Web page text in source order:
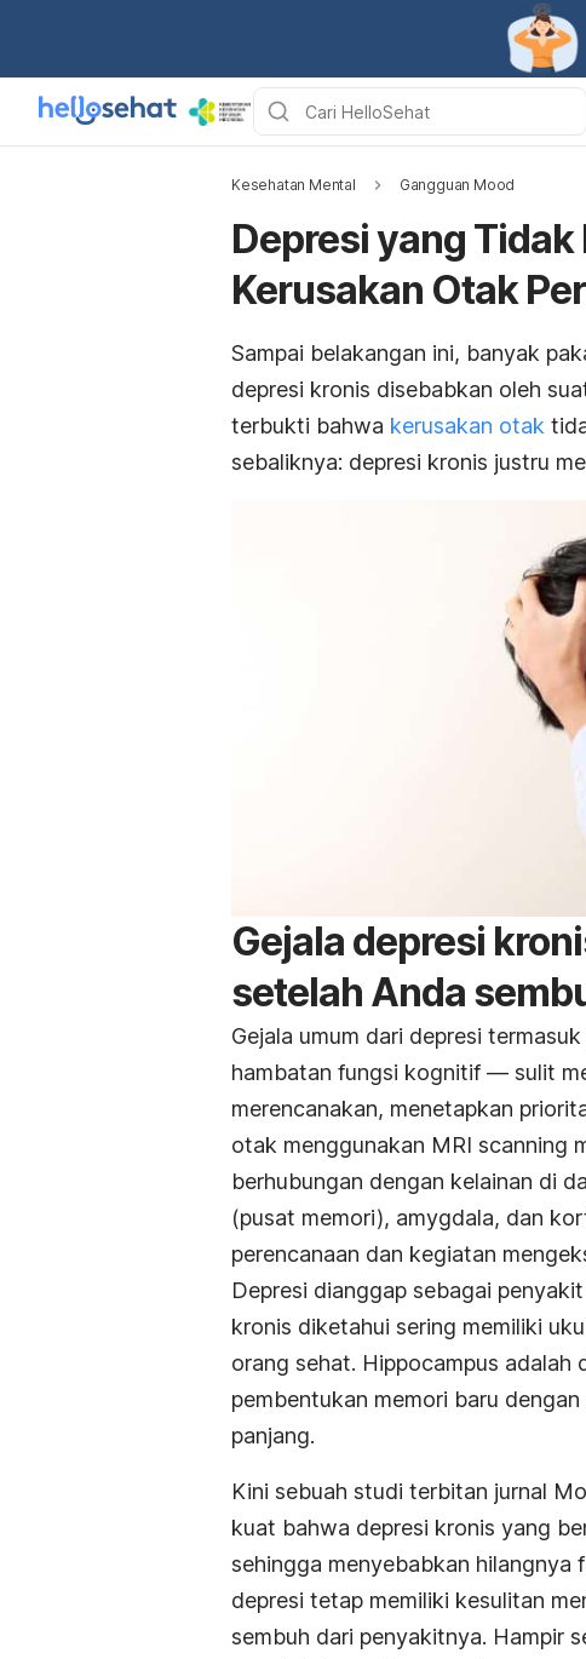
Kesehatan Mental Gangguan Mood
Depresi yang
Kerusakan Otak
Sampai belakangan ini, banyak
depresi kronis disebabkan oleh
terbukti bahwa kerusakan otak
sebaliknya: depresi kronis justru
Gejala depresi
setelah Anda
Gejala umum dari depresi
hambatan fungsi kognitif — sulit
merencanakan, menetapkan
otak menggunakan MRI scanning
berhubungan dengan kelainan di
(pusat memori), amygdala, dan
perencanaan dan kegiatan
Depresi dianggap sebagai
kronis diketahui sering memiliki
orang sehat. Hippocampus adalah
pembentukan memori baru
panjang.
Kini sebuah studi terbitan jurnal
kuat bahwa depresi kronis yang
sehingga menyebabkan hilangnya
depresi tetap memiliki kesulitan
sembuh dari penyakitnya. Hampir